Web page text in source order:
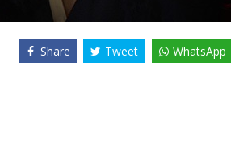
Share Tweet WhatsApp